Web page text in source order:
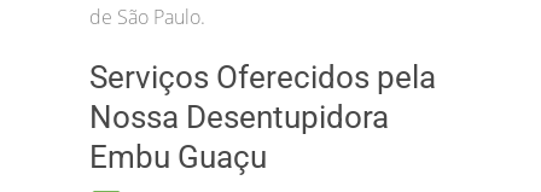
de São Paulo.
Serviços Oferecidos pela
Nossa Desentupidora
Embu Guaçu